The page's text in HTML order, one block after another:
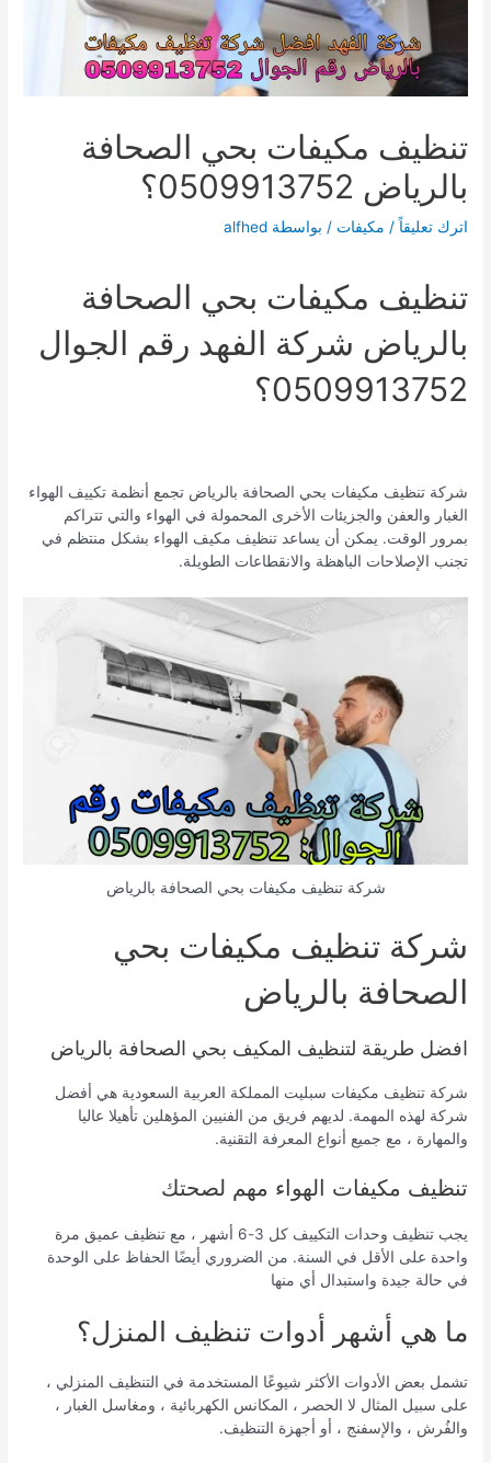
تنظيف مكيفات بحي الصحافة
بالرياض 0509913752؟
اترك تعليقاً / مكيفات / بواسطة alfhed
تنظيف مكيفات بحي الصحافة
بالرياض شركة الفهد رقم الجوال
0509913752؟
شركة تنظيف مكيفات بحي الصحافة بالرياض تجمع أنظمة تكييف الهواء
الغبار والعفن والجزيئات الأخرى المحمولة في الهواء والتي تتراكم
بمرور الوقت. يمكن أن يساعد تنظيف مكيف الهواء بشكل منتظم في
تجنب الإصلاحات الباهظة والانقطاعات الطويلة.
شركة تنظيف مكيفات بحي الصحافة بالرياض
شركة تنظيف مكيفات بحي
الصحافة بالرياض
افضل طريقة لتنظيف المكيف بحي الصحافة بالرياض
شركة تنظيف مكيفات سبليت المملكة العربية السعودية هي أفضل
شركة لهذه المهمة. لديهم فريق من الفنيين المؤهلين تأهيلا عاليا
والمهارة ، مع جميع أنواع المعرفة التقنية.
تنظيف مكيفات الهواء مهم لصحتك
يجب تنظيف وحدات التكييف كل 3-6 أشهر ، مع تنظيف عميق مرة
واحدة على الأقل في السنة. من الضروري أيضًا الحفاظ على الوحدة
في حالة جيدة واستبدال أي منها
ما هي أشهر أدوات تنظيف المنزل؟
تشمل بعض الأدوات الأكثر شيوعًا المستخدمة في التنظيف المنزلي ،
على سبيل المثال لا الحصر ، المكانس الكهربائية ، ومغاسل الغبار ،
والفُرش ، والإسفنج ، أو أجهزة التنظيف.